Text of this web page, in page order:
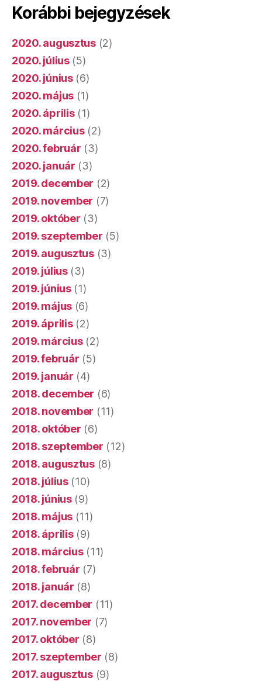
Korábbi bejegyzések
2020. augusztus(2)
2020. július(5)
2020. június(6)
2020. május (1)
2020. április(1)
2020. március(2)
2020. február (3)
2020. január (3)
2019. december (2)
2019. november (7)
2019. október (3)
2019. szeptember (5)
2019. augusztus(3)
2019. július(3)
2019. június(1)
2019. május (6)
2019. április(2)
2019. március(2)
2019. február (5)
2019. január (4)
2018. december (6)
2018. november (11)
2018. október (6)
2018. szeptember (12)
2018. augusztus(8)
2018. július(10)
2018. június(9)
2018. május (11)
2018. április(9)
2018. március(11)
2018. február (7)
2018. január (8)
2017. december (11)
2017. november (7)
2017. október (8)
2017. szeptember (8)
2017. augusztus(9)